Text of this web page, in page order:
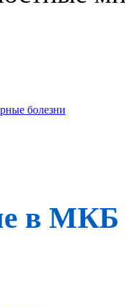
болезни
в